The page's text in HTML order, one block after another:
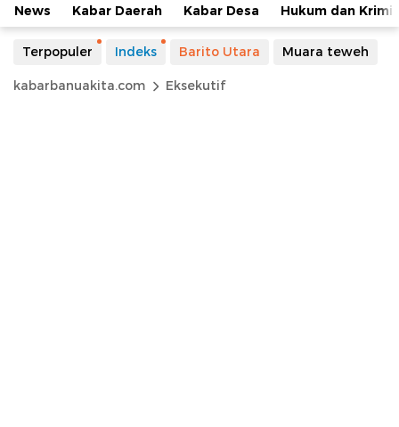
News Kabar Daerah Kabar Desa Hukum dan
Terpopuler Indeks Barito Utara Muara teweh
kabarbanuakita.com Eksekutif